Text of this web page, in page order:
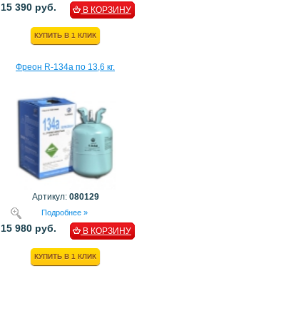
15 390 руб. В КОРЗИНУ
КУПИТЬ В 1 КЛИК
Фреон R-134a по 13,6 кг.
Артикул: 080129
Подробнее »
15 980 руб. В КОРЗИНУ
КУПИТЬ В 1 КЛИК